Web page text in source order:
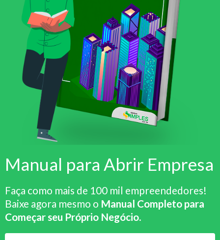
Manual para Abrir Empresa
Faça como mais de 100 mil empreendedores!
Baixe agora mesmo o Manual Completo para
Começar seu Próprio Negócio.